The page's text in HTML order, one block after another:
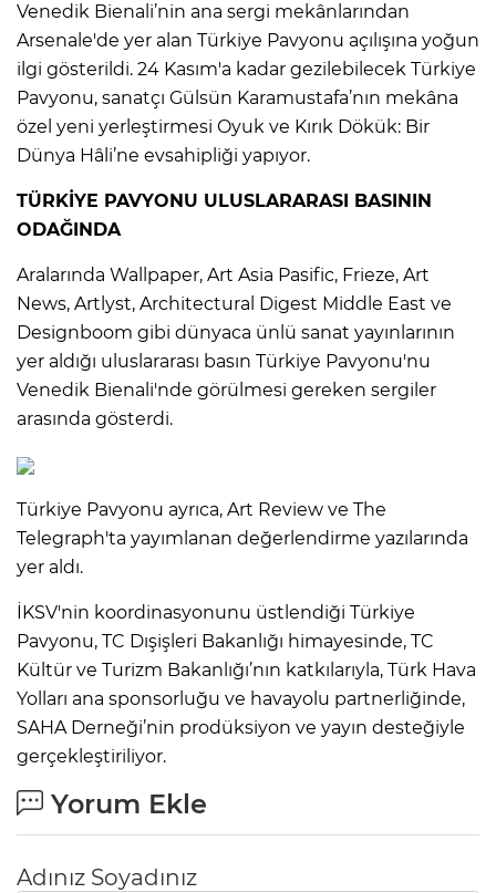
Venedik Bienali’nin ana sergi mekânlarından
Arsenale'de yer alan Türkiye Pavyonu açılışına yoğun
ilgi gösterildi. 24 Kasım'a kadar gezilebilecek Türkiye
Pavyonu, sanatçı Gülsün Karamustafa’nın mekâna
özel yeni yerleştirmesi Oyuk ve Kırık Dökük: Bir
Dünya Hâli’ne evsahipliği yapıyor.
TÜRKİYE PAVYONU ULUSLARARASI BASININ
ODAĞINDA
Aralarında Wallpaper, Art Asia Pasific, Frieze, Art
News, Artlyst, Architectural Digest Middle East ve
Designboom gibi dünyaca ünlü sanat yayınlarının
yer aldığı uluslararası basın Türkiye Pavyonu'nu
Venedik Bienali'nde görülmesi gereken sergiler
arasında gösterdi.
Türkiye Pavyonu ayrıca, Art Review ve The
Telegraph'ta yayımlanan değerlendirme yazılarında
yer aldı.
İKSV'nin koordinasyonunu üstlendiği Türkiye
Pavyonu, TC Dışişleri Bakanlığı himayesinde, TC
Kültür ve Turizm Bakanlığı’nın katkılarıyla, Türk Hava
Yolları ana sponsorluğu ve havayolu partnerliğinde,
SAHA Derneği’nin prodüksiyon ve yayın desteğiyle
gerçekleştiriliyor.
Yorum Ekle
Adınız Soyadınız